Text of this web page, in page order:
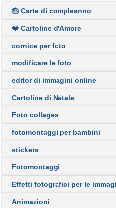
🎂 Carte di compleanno
❤️ Cartoline d'Amore
cornice per foto
modificare le foto
editor di immagini online
Cartoline di Natale
Foto collages
fotomontaggi per bambini
stickers
Fotomontaggi
Effetti fotografici per le
Animazioni